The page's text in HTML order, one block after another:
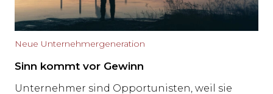
Neue Unternehmergeneration
Sinn kommt vor Gewinn
Unternehmer sind Opportunisten, weil sie